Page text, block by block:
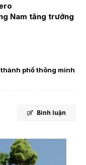
Nam tăng trưởng
thành phố thông minh
Bình luận